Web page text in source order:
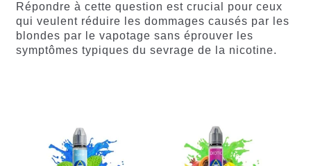
Répondre à cette question est crucial pour ceux
qui veulent réduire les dommages causés par les
blondes par le vapotage sans éprouver les
symptômes typiques du sevrage de la nicotine.